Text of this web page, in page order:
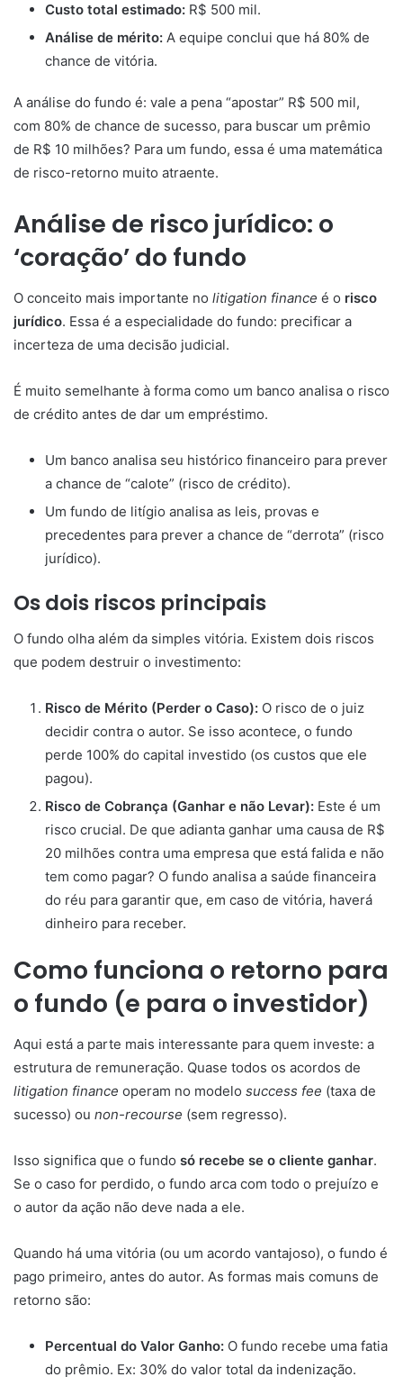
Custo total estimado: R$ 500 mil.
Análise de mérito: A equipe conclui que há 80% de
chance de vitória.
A análise do fundo é: vale a pena “apostar” R$ 500 mil,
com 80% de chance de sucesso, para buscar um prêmio
de R$ 10 milhões? Para um fundo, essa é uma matemática
de risco-retorno muito atraente.
Análise de risco jurídico: o
‘coração’ do fundo
O conceito mais importante no litigation finance é o risco
jurídico. Essa é a especialidade do fundo: precificar a
incerteza de uma decisão judicial.
É muito semelhante à forma como um banco analisa o risco
de crédito antes de dar um empréstimo.
Um banco analisa seu histórico financeiro para prever
a chance de “calote” (risco de crédito).
Um fundo de litígio analisa as leis, provas e
precedentes para prever a chance de “derrota” (risco
jurídico).
Os dois riscos principais
O fundo olha além da simples vitória. Existem dois riscos
que podem destruir o investimento:
Risco de Mérito (Perder o Caso): O risco de o juiz
decidir contra o autor. Se isso acontece, o fundo
perde 100% do capital investido (os custos que ele
pagou).
Risco de Cobrança (Ganhar e não Levar): Este é um
risco crucial. De que adianta ganhar uma causa de R$
20 milhões contra uma empresa que está falida e não
tem como pagar? O fundo analisa a saúde financeira
do réu para garantir que, em caso de vitória, haverá
dinheiro para receber.
Como funciona o retorno para
o fundo (e para o investidor)
Aqui está a parte mais interessante para quem investe: a
estrutura de remuneração. Quase todos os acordos de
litigation finance operam no modelo success fee (taxa de
sucesso) ou non-recourse (sem regresso).
Isso significa que o fundo só recebe se o cliente ganhar.
Se o caso for perdido, o fundo arca com todo o prejuízo e
o autor da ação não deve nada a ele.
Quando há uma vitória (ou um acordo vantajoso), o fundo é
pago primeiro, antes do autor. As formas mais comuns de
retorno são:
Percentual do Valor Ganho: O fundo recebe uma fatia
do prêmio. Ex: 30% do valor total da indenização.